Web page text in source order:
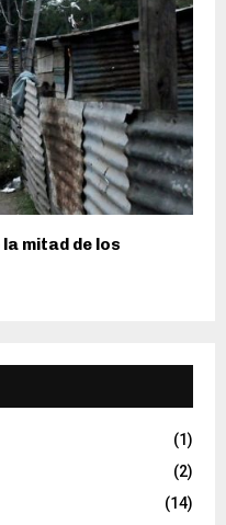
mitad de los
(1)
(2)
(14)